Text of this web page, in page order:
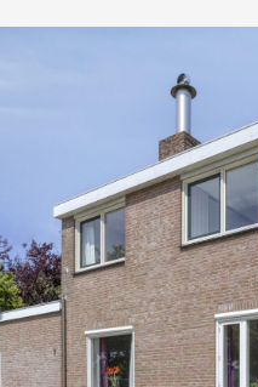
voorzien van een lichte
Daarnaast is
u via de achterdeur
waar zich de cv
zich de royale
douche, 2e toilet,
ruime slaapkamers,